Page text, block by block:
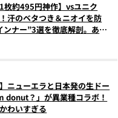
枚約495円神作】vsユニク
汗のベタつき＆ニオイを防
ンナー”3選を徹底解剖。あな
ニューエラと日本発の生ドー
donut？」が異業種コラボ！
わいすぎる